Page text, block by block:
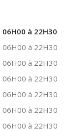
06H00 à 22H30
06H00 à 22H30
06H00 à 22H30
06H00 à 22H30
06H00 à 22H30
06H00 à 22H30
06H00 à 22H30